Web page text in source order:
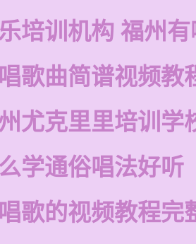
培训机构 福州
歌曲简谱视频教
尤克里里培训学
学通俗唱法好听
歌的视频教程完